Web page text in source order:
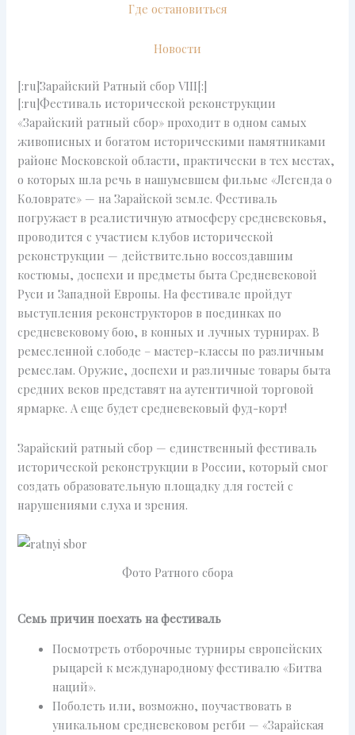
Где остановиться
Новости
[:ru]Зарайский Ратный сбор VIII[:]
[:ru]Фестиваль исторической реконструкции
«Зарайский ратный сбор» проходит в одном самых
живописных и богатом историческими памятниками
районе Московской области, практически в тех местах,
о которых шла речь в нашумевшем фильме «Легенда о
Коловрате» — на Зарайской земле. Фестиваль
погружает в реалистичную атмосферу средневековья,
проводится с участием клубов исторической
реконструкции — действительно воссоздавшим
костюмы, доспехи и предметы быта Средневековой
Руси и Западной Европы. На фестивале пройдут
выступления реконструкторов в поединках по
средневековому бою, в конных и лучных турнирах. В
ремесленной слободе – мастер-классы по различным
ремеслам. Оружие, доспехи и различные товары быта
средних веков представят на аутентичной торговой
ярмарке. А еще будет средневековый фуд-корт!
Зарайский ратный сбор — единственный фестиваль
исторической реконструкции в России, который смог
создать образовательную площадку для гостей с
нарушениями слуха и зрения.
Фото Ратного сбора
Семь причин поехать на фестиваль
Посмотреть отборочные турниры европейских
рыцарей к международному фестивалю «Битва
наций».
Поболеть или, возможно, поучаствовать в
уникальном средневековом регби — «Зарайская